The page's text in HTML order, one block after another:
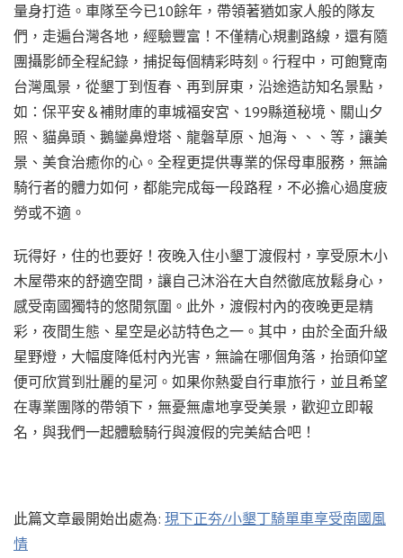
量身打造。車隊至今已10餘年，帶領著猶如家人般的隊友
們，走遍台灣各地，經驗豐富！不僅精心規劃路線，還有隨
團攝影師全程紀錄，捕捉每個精彩時刻。行程中，可飽覽南
台灣風景，從墾丁到恆春、再到屏東，沿途造訪知名景點，
如：保平安＆補財庫的車城福安宮、199縣道秘境、關山夕
照、貓鼻頭、鵝鑾鼻燈塔、龍磐草原、旭海、、、等，讓美
景、美食治癒你的心。全程更提供專業的保母車服務，無論
騎行者的體力如何，都能完成每一段路程，不必擔心過度疲
勞或不適。
玩得好，住的也要好！夜晚入住小墾丁渡假村，享受原木小
木屋帶來的舒適空間，讓自己沐浴在大自然徹底放鬆身心，
感受南國獨特的悠閒氛圍。此外，渡假村內的夜晚更是精
彩，夜間生態、星空是必訪特色之一。其中，由於全面升級
星野燈，大幅度降低村內光害，無論在哪個角落，抬頭仰望
便可欣賞到壯麗的星河。如果你熱愛自行車旅行，並且希望
在專業團隊的帶領下，無憂無慮地享受美景，歡迎立即報
名，與我們一起體驗騎行與渡假的完美結合吧！
此篇文章最開始出處為: 現下正夯/小墾丁騎單車享受南國風
情